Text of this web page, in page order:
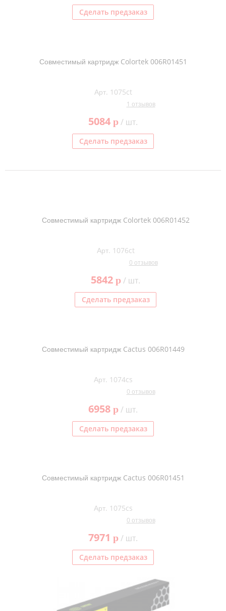
Сделать предзаказ
Совместимый картридж Colortek 006R01451
Арт. 1075ct
1 отзывов
5084 p/ шт.
Сделать предзаказ
Совместимый картридж Colortek 006R01452
Арт. 1076ct
0 отзывов
5842 p/ шт.
Сделать предзаказ
Совместимый картридж Cactus 006R01449
Арт. 1074cs
0 отзывов
6958 p/ шт.
Сделать предзаказ
Совместимый картридж Cactus 006R01451
Арт. 1075cs
0 отзывов
7971 p/ шт.
Сделать предзаказ